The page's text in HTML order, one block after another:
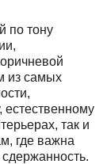
по тону
из самых
естественному
так и
где важна
сдержанность.